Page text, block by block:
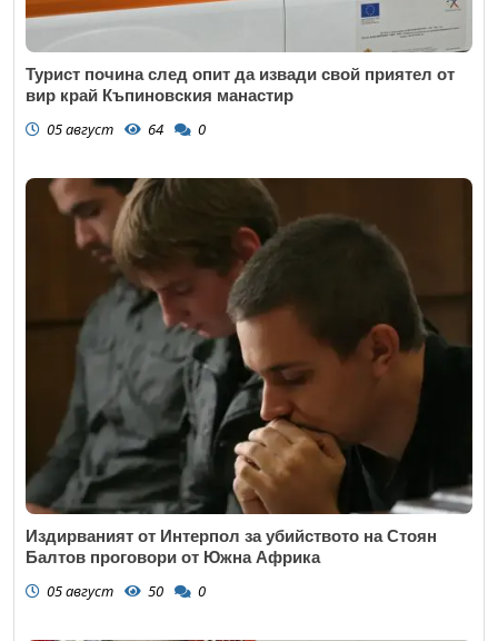
Турист почина след опит да извади свой приятел от
вир край Къпиновския манастир
05 август 64 0
Издирваният от Интерпол за убийството на Стоян
Балтов проговори от Южна Африка
05 август 50 0